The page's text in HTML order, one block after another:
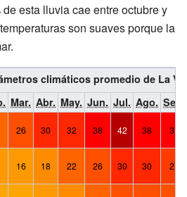
esta lluvia cae entre octubre y
son suaves porque la
climáticos promedio de La
Mar. Abr. May. Jun. Jul. Ago. Sep.
26 30 32 38 42 38 37
16 18 22 26 30 30 27